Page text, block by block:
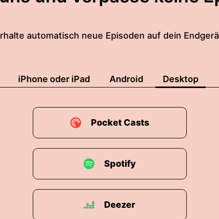
automatisch neue Episoden auf dein
iPhone oder iPad Android Desktop
Pocket Casts
Spotify
Deezer